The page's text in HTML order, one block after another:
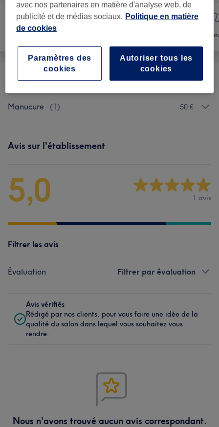
Pose De Faux Ongles (6) à partir de 3 €
Manucure (1) 50 €
Avis sur l'établissement
5,0 1 avis
Filtrer les avis
Évaluation Filtrer par évaluation
Avis vérifiés
Rédigé par nos clients, pour vous faire une idée de la
qualité du salon dans lequel vous souhaitez vous
rendre.
Nous n'avons trouvé aucun avis correspondant.
avec nos partenaires en matière d'analyse web, de
publicité et de médias sociaux. Politique en matière
de cookies
Autoriser tous les
cookies
Paramètres des
cookies